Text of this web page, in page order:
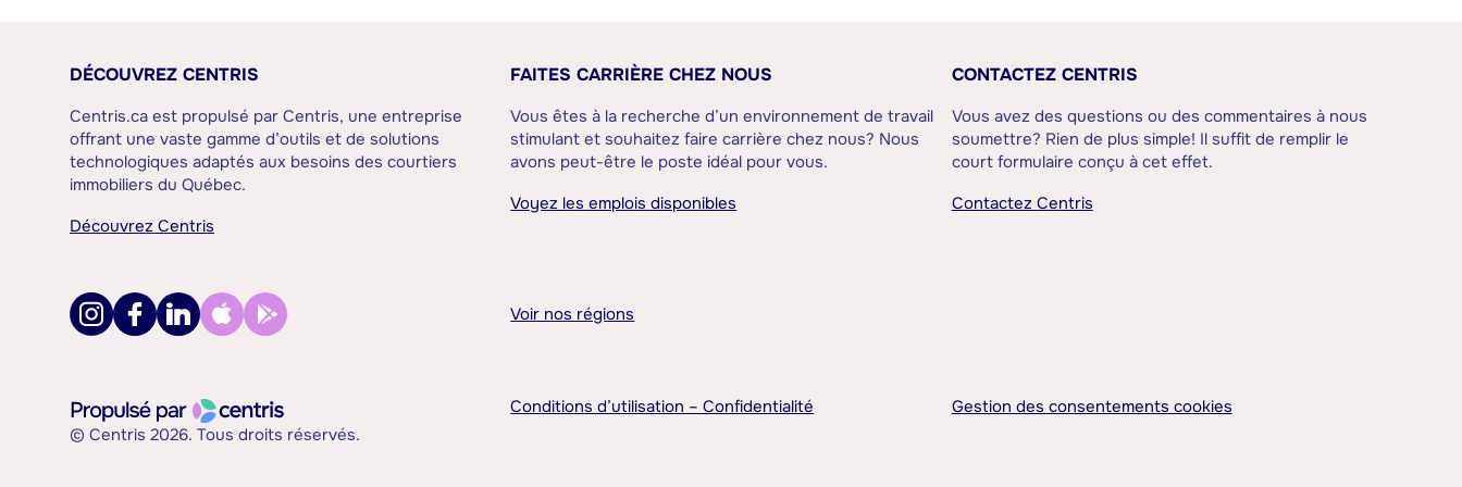
DÉCOUVREZ CENTRIS
Centris.ca est propulsé par Centris, une entreprise
offrant une vaste gamme d’outils et de solutions
technologiques adaptés aux besoins des courtiers
immobiliers du Québec.
Découvrez Centris
FAITES CARRIÈRE CHEZ NOUS
Vous êtes à la recherche d’un environnement de travail
stimulant et souhaitez faire carrière chez nous? Nous
avons peut-être le poste idéal pour vous.
Voyez les emplois disponibles
CONTACTEZ CENTRIS
Vous avez des questions ou des commentaires à nous
soumettre? Rien de plus simple! Il suffit de remplir le
court formulaire conçu à cet effet.
Contactez Centris
Voir nos régions
© Centris 2026. Tous droits réservés.
Conditions d’utilisation – Confidentialité Gestion des consentements cookies